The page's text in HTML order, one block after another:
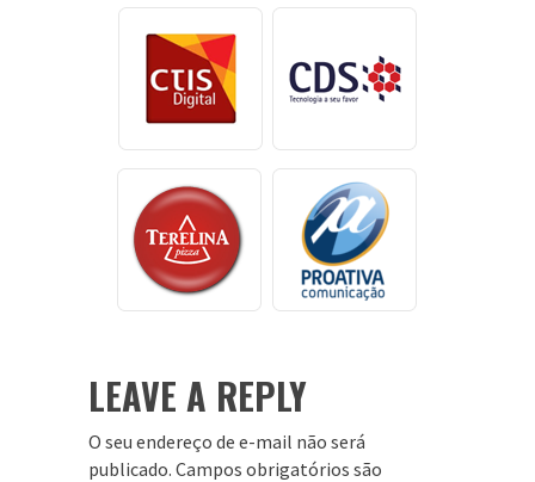
LEAVE A REPLY
O seu endereço de e-mail não será
publicado. Campos obrigatórios são